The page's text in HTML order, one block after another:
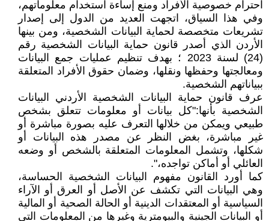
احترام خصوصية الأفراد ومنع إساءة استخدام معلوماتهم،
وفي هذا السياق، اتجهت العديد من الدول إلى إصدار
تشريعات متخصصة لحماية البيانات الشخصية، ومن بينها
الأردن الذي أصدر قانون حماية البيانات الشخصية رقم
(24) لسنة 2023 ؛ بهدف تنظيم عمليات جمع البيانات
ومعالجتها وحفظها ونقلها، وضمان حقوق الأفراد المتعلقة
ببياناتهم الشخصية.
عرف قانون حماية البيانات الشخصية الأردني البيانات
الشخصية بأنها:"كل بيانات أو معلومات تتعلق بشخص
طبيعي ويمكن من خلالها التعرف عليه بصورة مباشرة أو
غير مباشرة، بغض النظر عن مصدر هذه البيانات أو
شكلها، وتشمل المعلومات المتعلقة بالشخص أو وضعه
العائلي أو أماكن تواجده،".
كما أورد القانون مفهوم البيانات الشخصية الحساسة،
وهي البيانات التي تكشف عن الأصل أو العرق أو الآراء
السياسية أو المعتقدات الدينية أو الحالة الصحية أو المالية
أو البيانات الجينية والبيومترية وغيرها من المعلومات التي